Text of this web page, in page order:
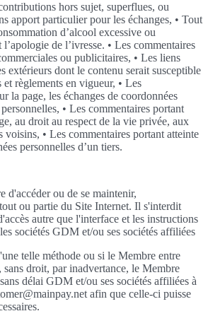
hors sujet, superflues, ou
apport particulier pour les échanges, • Tout
d’alcool excessive ou
de l’ivresse. • Les commentaires
ou publicitaires, • Les liens
extérieurs dont le contenu serait susceptible
règlements en vigueur, • Les
la page, les échanges de coordonnées
• Les commentaires portant
au droit au respect de la vie privée, aux
voisins, • Les commentaires portant atteinte
personnelles d’un tiers.
d'accéder ou de se maintenir,
ou partie du Site Internet. Il s'interdit
autre que l'interface et les instructions
sociétés GDM et/ou ses sociétés affiliées
telle méthode ou si le Membre entre
sans droit, par inadvertance, le Membre
délai GDM et/ou ses sociétés affiliées à
afin que celle-ci puisse